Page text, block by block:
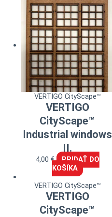
VERTIGO CityScape™
VERTIGO
CityScape™
Industrial windows
II.
4,00 €
PRIDAŤ DO
KOŠÍKA
VERTIGO CityScape™
VERTIGO
CityScape™